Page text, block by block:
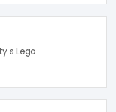
s Lego